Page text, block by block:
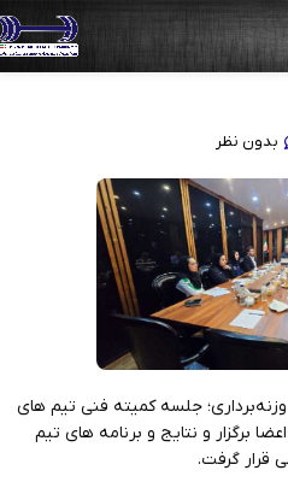
برای رقابت های پیش‌روی تیم
بدون نظر
جلسه کمیته فنی تیم های
برگزار و نتایج و برنامه های تیم
قرار گرفت.